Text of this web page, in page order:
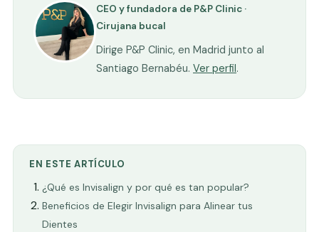
CEO y fundadora de P&P Clinic ·
Cirujana bucal
Dirige P&P Clinic, en Madrid junto al
Santiago Bernabéu. Ver perfil.
EN ESTE ARTÍCULO
¿Qué es Invisalign y por qué es tan popular?
Beneficios de Elegir Invisalign para Alinear tus
Dientes